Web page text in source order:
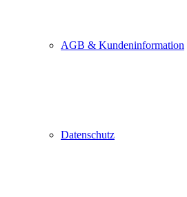
AGB & Kundeninformation
Datenschutz
Pop up schließen